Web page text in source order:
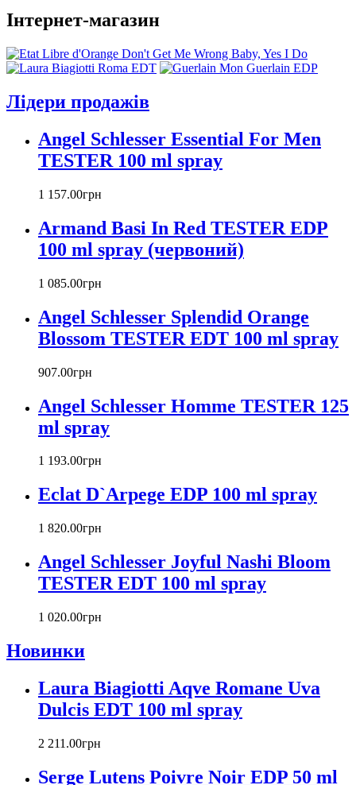
Annayake
Annick Goutal
Antonio Banderas
Aramis
Atelier Cologne
Badgley Mischka
Baldinini
Banana Republic
Barex
Beyonce
Bill Blass
Biotherm
Blumarine
Bottega Veneta
Boucheron
Bourjois
Britney Spears
Bruno Banani
Burberry
Bvlgari
Byblos
Calvin Klein
Canali
Carla Fracci
Carolina Herrera
Caron
Cartier
Chanel
Chloe
Chopard
Christian Audigier
Christian Dior
Christina Aguilera
Інтернет-магазин
Лідери продажів
Angel Schlesser Essential For Men
TESTER 100 ml spray
1 157.00грн
Armand Basi In Red TESTER EDP
100 ml spray (червоний)
1 085.00грн
Angel Schlesser Splendid Orange
Blossom TESTER EDT 100 ml spray
907.00грн
Angel Schlesser Homme TESTER 125
ml spray
1 193.00грн
Eclat D`Arpege EDP 100 ml spray
1 820.00грн
Angel Schlesser Joyful Nashi Bloom
TESTER EDT 100 ml spray
1 020.00грн
Новинки
Laura Biagiotti Aqve Romane Uva
Dulcis EDT 100 ml spray
2 211 .00грн
Serge Lutens Poivre Noir EDP 50 ml